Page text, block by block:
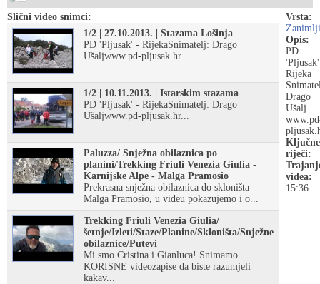
Slični video snimci:
1/2 | 27.10.2013. | Stazama Lošinja
PD 'Pljusak' - RijekaSnimatelj: Drago
Ušaljwww.pd-pljusak.hr...
1/2 | 10.11.2013. | Istarskim stazama
PD 'Pljusak' - RijekaSnimatelj: Drago
Ušaljwww.pd-pljusak.hr...
Paluzza/ Snježna obilaznica po
planini/Trekking Friuli Venezia Giulia -
Karnijske Alpe - Malga Pramosio
Prekrasna snježna obilaznica do skloništa
Malga Pramosio, u videu pokazujemo i o...
Trekking Friuli Venezia Giulia/
šetnje/Izleti/Staze/Planine/Skloništa/Snježne
obilaznice/Putevi
Mi smo Cristina i Gianluca! Snimamo
KORISNE videozapise da biste razumjeli
kakav...
Vrsta:
Opis:
PD
Rijeka
Drago
Ušalj
Ključne
riječi:
videa:
15:36